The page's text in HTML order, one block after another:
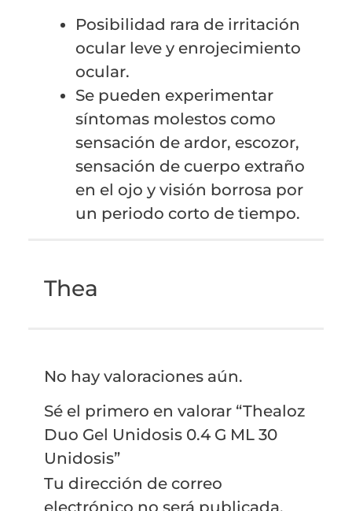
Posibilidad rara de irritación
ocular leve y enrojecimiento
ocular.
Se pueden experimentar
síntomas molestos como
sensación de ardor, escozor,
sensación de cuerpo extraño
en el ojo y visión borrosa por
un periodo corto de tiempo.
Thea
No hay valoraciones aún.
Sé el primero en valorar “Thealoz
Duo Gel Unidosis 0.4 G ML 30
Unidosis”
Tu dirección de correo